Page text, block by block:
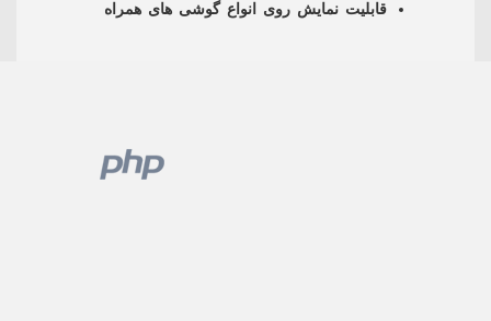
قابلیت نمایش روی انواع گوشی های همراه